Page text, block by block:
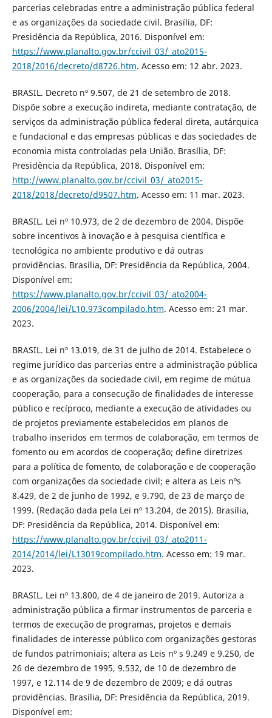
parcerias celebradas entre a administração pública federal
e as organizações da sociedade civil. Brasília, DF:
Presidência da República, 2016. Disponível em:
https://www.planalto.gov.br/ccivil_03/_ato2015-
2018/2016/decreto/d8726.htm. Acesso em: 12 abr. 2023.
BRASIL. Decreto nº 9.507, de 21 de setembro de 2018.
Dispõe sobre a execução indireta, mediante contratação, de
serviços da administração pública federal direta, autárquica
e fundacional e das empresas públicas e das sociedades de
economia mista controladas pela União. Brasília, DF:
Presidência da República, 2018. Disponível em:
http://www.planalto.gov.br/ccivil_03/_ato2015-
2018/2018/decreto/d9507.htm. Acesso em: 11 mar. 2023.
BRASIL. Lei nº 10.973, de 2 de dezembro de 2004. Dispõe
sobre incentivos à inovação e à pesquisa científica e
tecnológica no ambiente produtivo e dá outras
providências. Brasília, DF: Presidência da República, 2004.
Disponível em:
https://www.planalto.gov.br/ccivil_03/_ato2004-
2006/2004/lei/L10.973compilado.htm. Acesso em: 21 mar.
2023.
BRASIL. Lei nº 13.019, de 31 de julho de 2014. Estabelece o
regime jurídico das parcerias entre a administração pública
e as organizações da sociedade civil, em regime de mútua
cooperação, para a consecução de finalidades de interesse
público e recíproco, mediante a execução de atividades ou
de projetos previamente estabelecidos em planos de
trabalho inseridos em termos de colaboração, em termos de
fomento ou em acordos de cooperação; define diretrizes
para a política de fomento, de colaboração e de cooperação
com organizações da sociedade civil; e altera as Leis nºs
8.429, de 2 de junho de 1992, e 9.790, de 23 de março de
1999. (Redação dada pela Lei nº 13.204, de 2015). Brasília,
DF: Presidência da República, 2014. Disponível em:
https://www.planalto.gov.br/ccivil_03/_ato2011-
2014/2014/lei/L13019compilado.htm. Acesso em: 19 mar.
2023.
BRASIL. Lei nº 13.800, de 4 de janeiro de 2019. Autoriza a
administração pública a firmar instrumentos de parceria e
termos de execução de programas, projetos e demais
finalidades de interesse público com organizações gestoras
de fundos patrimoniais; altera as Leis nº s 9.249 e 9.250, de
26 de dezembro de 1995, 9.532, de 10 de dezembro de
1997, e 12.114 de 9 de dezembro de 2009; e dá outras
providências. Brasília, DF: Presidência da República, 2019.
Disponível em: